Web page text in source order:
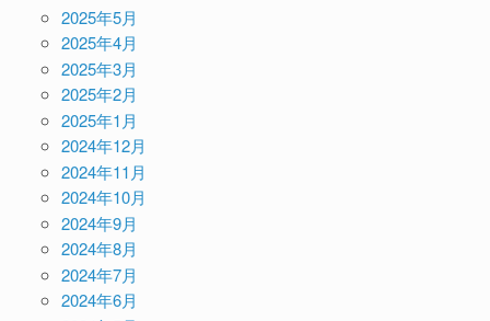
2025年5月
2025年4月
2025年3月
2025年2月
2025年1月
2024年12月
2024年11月
2024年10月
2024年9月
2024年8月
2024年7月
2024年6月